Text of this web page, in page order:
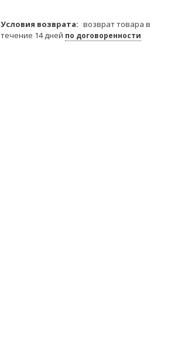
возврат товара в
течение 14 дней по договоренности